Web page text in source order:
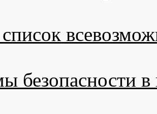
безопасности